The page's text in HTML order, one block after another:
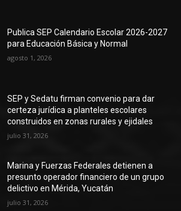
Publica SEP Calendario Escolar 2026-2027
para Educación Básica y Normal
agosto 1, 2026
SEP y Sedatu firman convenio para dar
certeza jurídica a planteles escolares
construidos en zonas rurales y ejidales
julio 31, 2026
Marina y Fuerzas Federales detienen a
presunto operador financiero de un grupo
delictivo en Mérida, Yucatán
julio 31, 2026